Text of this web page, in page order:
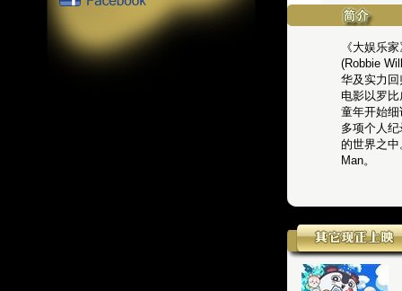
《大娱乐
(Robbie
华及实力
电影以罗
童年开始
多项个人
的世界之
Man。